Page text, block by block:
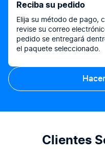
Reciba su pedido
Elija su método de pago,
revise su correo
pedido se entregará
el paquete seleccionado.
Clientes